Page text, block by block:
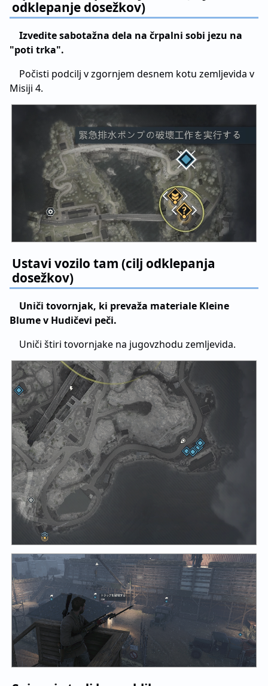
odklepanje dosežkov)
Izvedite sabotažna dela na črpalni sobi jezu na
"poti trka".
Počisti podcilj v zgornjem desnem kotu zemljevida v
Misiji 4.
Ustavi vozilo tam (cilj odklepanja
dosežkov)
Uniči tovornjak, ki prevaža materiale Kleine
Blume v Hudičevi peči.
Uniči štiri tovornjake na jugovzhodu zemljevida.